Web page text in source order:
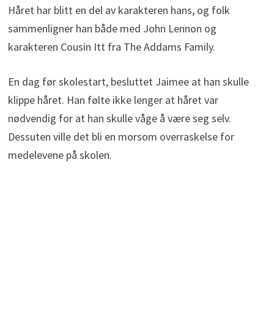
Håret har blitt en del av karakteren hans, og folk
sammenligner han både med John Lennon og
karakteren Cousin Itt fra The Addams Family.
En dag før skolestart, besluttet Jaimee at han skulle
klippe håret. Han følte ikke lenger at håret var
nødvendig for at han skulle våge å være seg selv.
Dessuten ville det bli en morsom overraskelse for
medelevene på skolen.